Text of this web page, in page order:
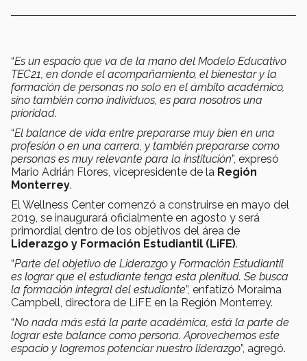
“Es un espacio que va de la mano del Modelo Educativo
TEC21, en donde el acompañamiento, el bienestar y la
formación de personas no solo en el ámbito académico,
sino también como individuos, es para nosotros una
prioridad.
“El balance de vida entre prepararse muy bien en una
profesión o en una carrera, y también prepararse como
personas es muy relevante para la institución”, expresó
Mario Adrián Flores, vicepresidente de la Región
Monterrey.
El Wellness Center comenzó a construirse en mayo del
2019, se inaugurará oficialmente en agosto y será
primordial dentro de los objetivos del área de
Liderazgo y Formación Estudiantil (LiFE).
“Parte del objetivo de Liderazgo y Formación Estudiantil
es lograr que el estudiante tenga esta plenitud. Se busca
la formación integral del estudiante”, enfatizó Moraima
Campbell, directora de LiFE en la Región Monterrey.
“No nada más está la parte académica, está la parte de
lograr este balance como persona. Aprovechemos este
espacio y logremos potenciar nuestro liderazgo”, agregó.